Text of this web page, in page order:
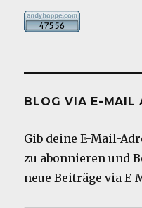
BLOG VIA E-MAIL
Gib deine E-Mail-
zu abonnieren und
neue Beiträge via